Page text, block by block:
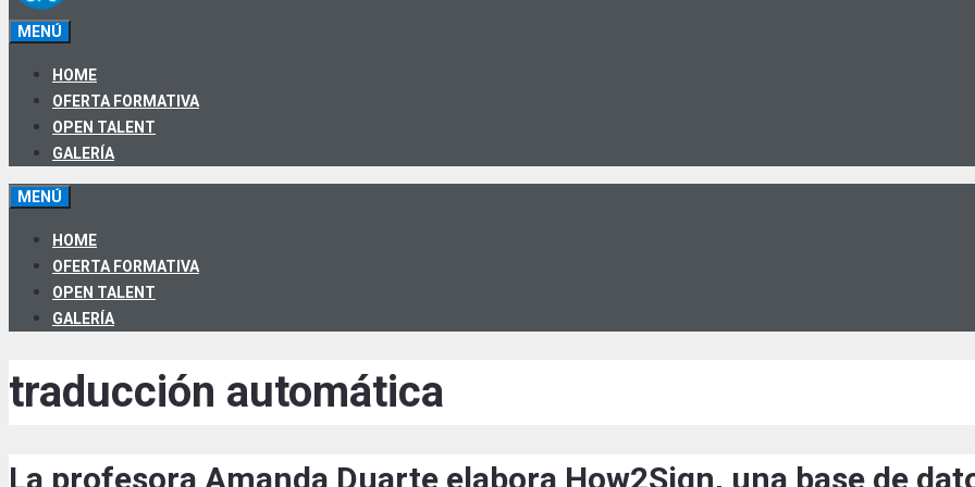
MENÚ
HOME
OFERTA FORMATIVA
OPEN TALENT
GALERÍA
MENÚ
HOME
OFERTA FORMATIVA
OPEN TALENT
GALERÍA
traducción automática
La profesora Amanda Duarte elabora How2Sign, una base de